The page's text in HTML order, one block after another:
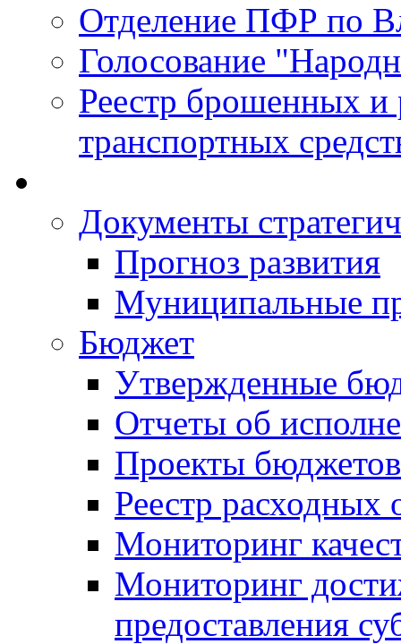
Отделение ПФР по
Голосование
Реестр брошенных и
транспортных
Документы
Прогноз развития
Муниципальные
Бюджет
Утвержденные
Отчеты об
Проекты бюджетов
Реестр расходных
Мониторинг
Мониторинг
предоставления